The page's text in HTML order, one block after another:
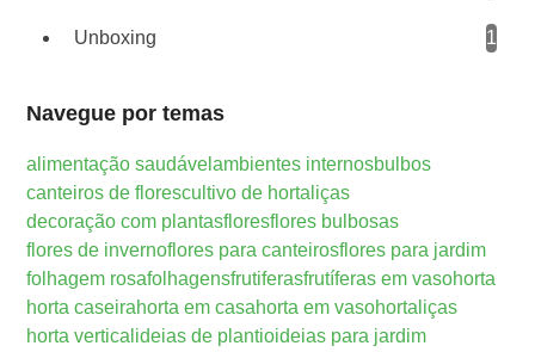
Unboxing 1
Navegue por temas
alimentação saudávelambientes internosbulbos
canteiros de florescultivo de hortaliças
decoração com plantasfloresflores bulbosas
flores de invernoflores para canteirosflores para jardim
folhagem rosafolhagensfrutiferasfrutíferas em vasohorta
horta caseirahorta em casahorta em vasohortaliças
horta vertical ideias de plantioideias para jardim